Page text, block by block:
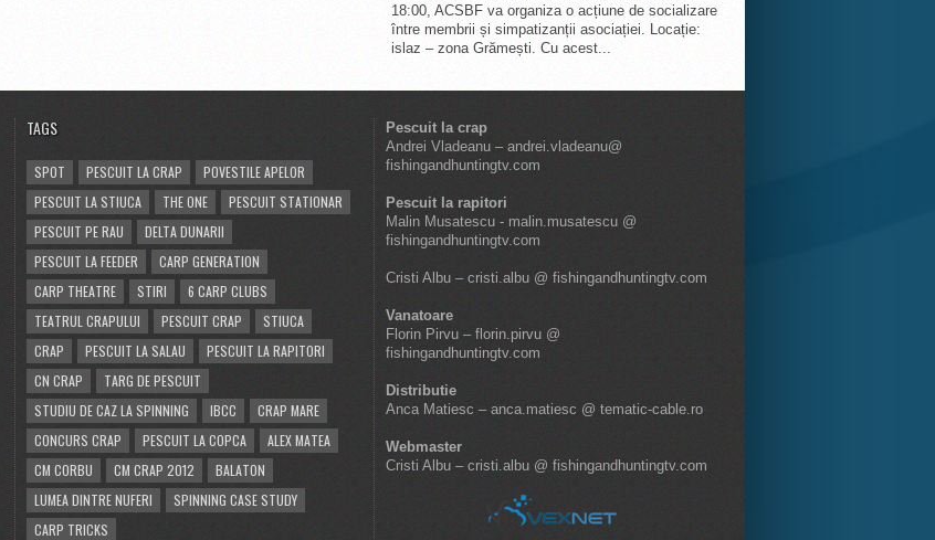
18:00, ACSBF va organiza o acțiune de socializare
între membrii și simpatizanții asociației. Locație:
islaz – zona Grămești. Cu acest...
TAGS
SPOT PESCUIT LA CRAP
POVESTILE APELOR
PESCUIT LA STIUCA
THE ONE
PESCUIT STATIONAR
PESCUIT PE RAU
DELTA DUNARII
PESCUIT LA FEEDER
CARP GENERATION
CARP THEATRE
STIRI
6 CARP CLUBS
TEATRUL CRAPULUI
PESCUIT CRAP
STIUCA
CRAP
PESCUIT LA SALAU
PESCUIT LA RAPITORI
CN CRAP
TARG DE PESCUIT
STUDIU DE CAZ LA SPINNING
IBCC
CRAP MARE
CONCURS CRAP
PESCUIT LA COPCA
ALEX MATEA
CM CORBU
CM CRAP 2012
BALATON
LUMEA DINTRE NUFERI
SPINNING CASE STUDY
CARP TRICKS
Pescuit la crap
Andrei Vladeanu – andrei.vladeanu@
fishingandhuntingtv.com
Pescuit la rapitori
Malin Musatescu - malin.musatescu @
fishingandhuntingtv.com
Cristi Albu – cristi.albu @ fishingandhuntingtv.com
Vanatoare
Florin Pirvu – florin.pirvu @
fishingandhuntingtv.com
Distributie
Anca Matiesc – anca.matiesc @ tematic-cable.ro
Webmaster
Cristi Albu – cristi.albu @ fishingandhuntingtv.com